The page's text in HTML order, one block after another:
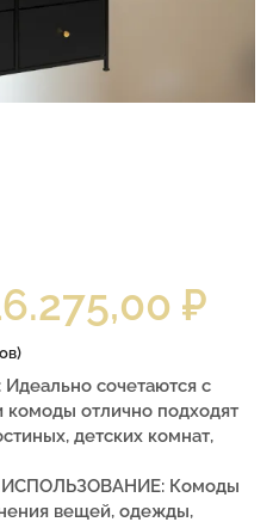
₽
сочетаются с
отлично подходят
детских комнат,
Комоды
вещей, одежды,